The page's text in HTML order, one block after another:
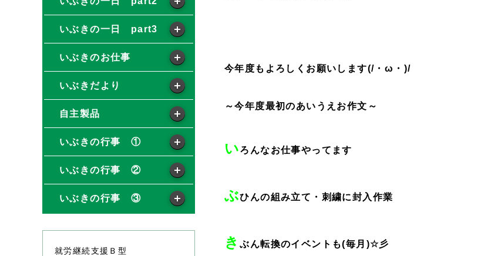
今年度もよろしくお願いします(/・ω・)/
～今年度最初のあいうえお作文～
いろんなお仕事やってます
ぶひんの組み立て・刺繍に封入作業
きぶん転換のイベントも(毎月)☆彡
いぶきの一日 part3
いぶきのお仕事
いぶきだより
自主製品
いぶきの行事 ①
いぶきの行事 ②
いぶきの行事 ③
就労継続支援Ｂ型